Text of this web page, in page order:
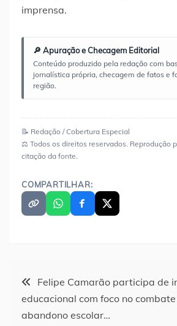
imprensa.
🔎 Apuração e Checagem Editorial
Conteúdo produzido pela redação com
jornalística própria, checagem de fatos e
região.
📝 Redação / Cobertura Especial
⚖️ Todos os direitos reservados. Reprodução
citação da fonte.
COMPARTILHAR:
Navegação
de
Felipe Camarão participa de
educacional com foco no
abandono escolar…